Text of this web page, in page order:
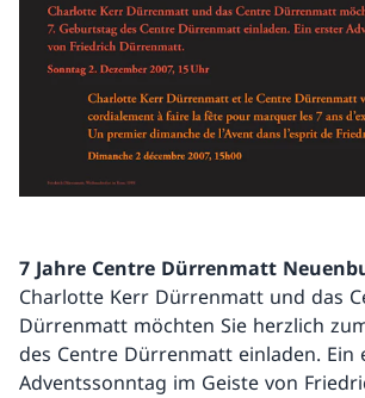
7 Jahre Centre Dürrenmatt
Charlotte Kerr Dürrenmatt und das
Dürrenmatt möchten Sie herzlich
des Centre Dürrenmatt einladen. Ein
Adventssonntag im Geiste von